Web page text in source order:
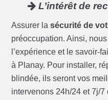
L’intérêt de
Assurer lasécurité de
préoccupation. Ainsi,
l’expérience et le savoir-
à Planay. Pour installer,
blindée, ils seront vos
intervenons 24h/24 et 7j/